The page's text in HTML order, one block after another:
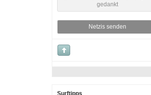
gedankt
Netzis senden
Surftipps